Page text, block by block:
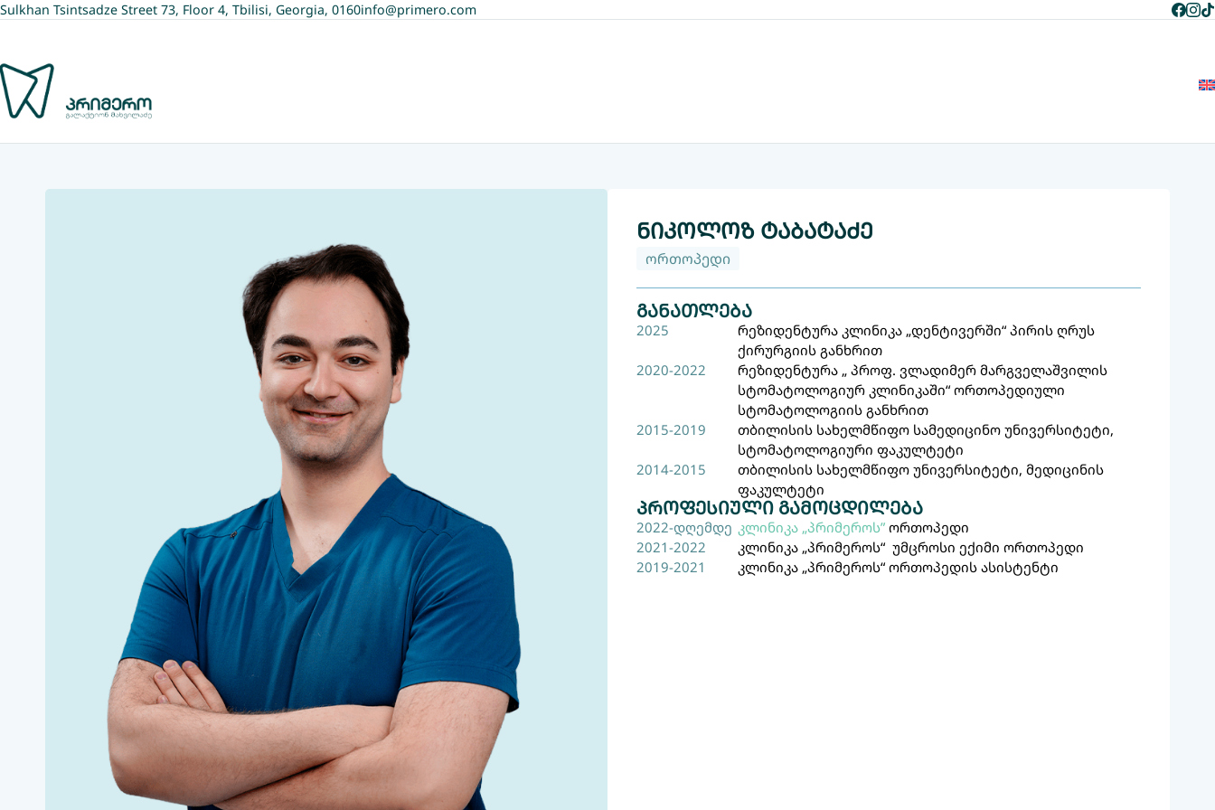
Sulkhan Tsintsadze Street 73, Floor 4, Tbilisi, Georgia, 0160info@primero.com
ნიკოლოზ ტაბატაძე
ორთოპედი
განათლება
2025
რეზიდენტურა კლინიკა „დენტივერში“ პირის ღრუს
ქირურგიის განხრით
2020-2022
რეზიდენტურა „ პროფ. ვლადიმერ მარგველაშვილის
სტომატოლოგიურ კლინიკაში“ ორთოპედიული
სტომატოლოგიის განხრით
2015-2019
თბილისის სახელმწიფო სამედიცინო უნივერსიტეტი,
სტომატოლოგიური ფაკულტეტი
2014-2015
თბილისის სახელმწიფო უნივერსიტეტი, მედიცინის
ფაკულტეტი
პროფესიული გამოცდილება
2022-დღემდე კლინიკა „პრიმეროს”ორთოპედი
2021-2022
კლინიკა „პრიმეროს“ უმცროსი ექიმი ორთოპედი
2019-2021
კლინიკა „პრიმეროს“ ორთოპედის ასისტენტი